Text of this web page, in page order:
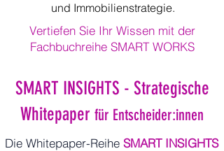
und Immobilienstrategie.
Vertiefen Sie Ihr Wissen mit der
Fachbuchreihe SMART WORKS
SMART INSIGHTS - Strategische
Whitepaper für Entscheider:innen
Die Whitepaper-Reihe SMART INSIGHTS